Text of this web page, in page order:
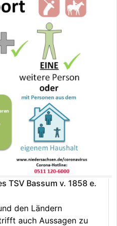
TSV Bassum v. 1858 e.
den Ländern
auch Aussagen zu